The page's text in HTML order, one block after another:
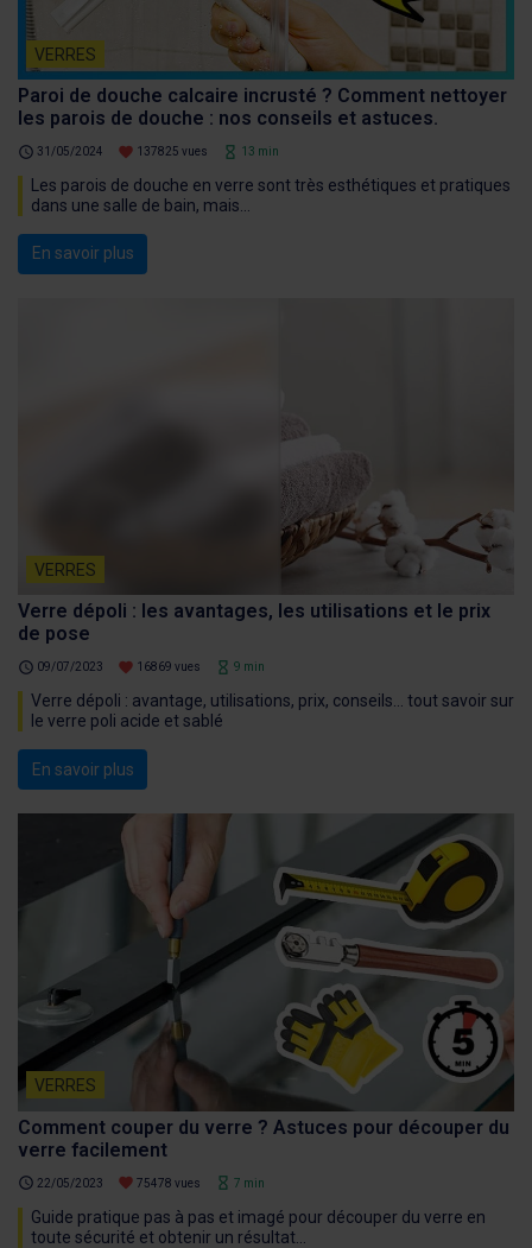
VERRES
Paroi de douche calcaire incrusté ? Comment nettoyer
les parois de douche : nos conseils et astuces.
schedule 31/05/2024 favorite 137825 vues hourglass_empty 13 min
Les parois de douche en verre sont très esthétiques et pratiques
dans une salle de bain, mais...
En savoir plus
VERRES
Verre dépoli : les avantages, les utilisations et le prix
de pose
schedule 09/07/2023 favorite 16869 vues hourglass_empty 9 min
Verre dépoli : avantage, utilisations, prix, conseils… tout savoir sur
le verre poli acide et sablé
En savoir plus
VERRES
Comment couper du verre ? Astuces pour découper du
verre facilement
schedule 22/05/2023 favorite 75478 vues hourglass_empty 7 min
Guide pratique pas à pas et imagé pour découper du verre en
toute sécurité et obtenir un résultat...